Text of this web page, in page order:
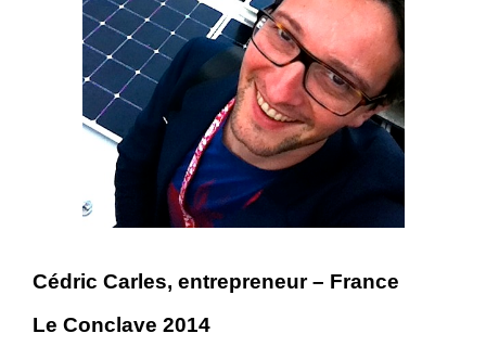
Cédric Carles, entrepreneur – France
Le Conclave 2014